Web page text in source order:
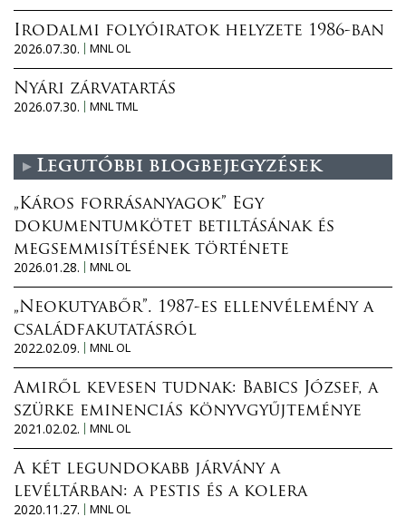
Irodalmi folyóiratok helyzete 1986-ban
2026.07.30.
MNL OL
Nyári zárvatartás
2026.07.30.
MNL TML
Legutóbbi blogbejegyzések
„Káros forrásanyagok” Egy
dokumentumkötet betiltásának és
megsemmisítésének története
2026.01.28.
MNL OL
„Neokutyabőr”. 1987-es ellenvélemény a
családfakutatásról
2022.02.09.
MNL OL
Amiről kevesen tudnak: Babics József, a
szürke eminenciás könyvgyűjteménye
2021.02.02.
MNL OL
A két legundokabb járvány a
levéltárban: a pestis és a kolera
2020.11.27.
MNL OL